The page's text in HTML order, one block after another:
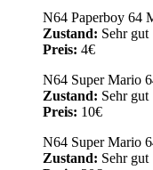
N64 Paperboy 64
Zustand: Sehr gut
Preis: 4€
N64 Super Mario
Zustand: Sehr gut
Preis: 10€
N64 Super Mario
Zustand: Sehr gut